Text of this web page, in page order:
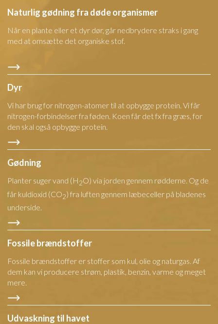
Naturlig gødning fra døde organismer
Når en plante eller et dyr dør, går nedbrydere straks i gang
med at omsætte det organiske stof.
Dyr
Vi har brug for nitrogen-atomer til at opbygge protein. Vi får
nitrogen-forbindelser fra føden. Koen får det fx fra græs, for
den skal også opbygge protein.
Gødning
Planter suger vand (H2O) via jorden gennem rødderne. Og de
får kuldioxid (CO2) fra luften gennem læbeceller på bladenes
underside.
Fossile brændstoffer
Fossile brændstoffer er stoffer som kul, olie og naturgas. Af
dem kan vi producere strøm, plastik, benzin, varme og meget
mere.
Udvaskning til havet